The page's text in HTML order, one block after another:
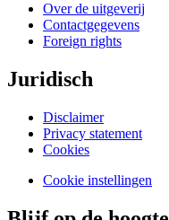
Over de uitgeverij
Contactgegevens
Foreign rights
Juridisch
Disclaimer
Privacy statement
Cookies
Cookie instellingen